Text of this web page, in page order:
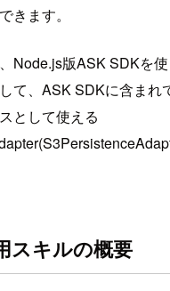
きます。
Node.js版ASK SDKを
て、ASK SDKに含まれ
として使える
スキルの概要